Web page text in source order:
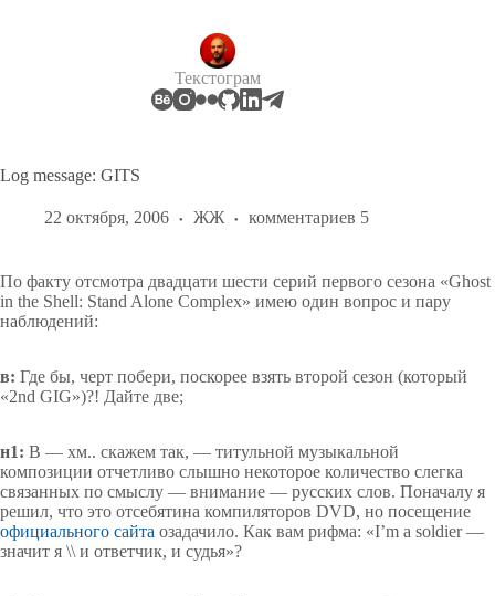
Текстограм
Log message: GITS
22 октября, 2006 ЖЖ комментариев 5
По факту отсмотра двадцати шести серий первого сезона «Ghost
in the Shell: Stand Alone Complex» имею один вопрос и пару
наблюдений:
в: Где бы, черт побери, поскорее взять второй сезон (который
«2nd GIG»)?! Дайте две;
н1: В — хм.. скажем так, — титульной музыкальной
композиции отчетливо слышно некоторое количество слегка
связанных по смыслу — внимание — русских слов. Поначалу я
решил, что это отсебятина компиляторов DVD, но посещение
официального сайта озадачило. Как вам рифма: «I’m a soldier —
значит я \\ и ответчик, и судья»?